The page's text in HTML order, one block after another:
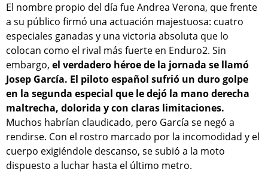
El nombre propio del día fue Andrea Verona, que frente
a su público firmó una actuación majestuosa: cuatro
especiales ganadas y una victoria absoluta que lo
colocan como el rival más fuerte en Enduro2. Sin
embargo, el verdadero héroe de la jornada se llamó
Josep García. El piloto español sufrió un duro golpe
en la segunda especial que le dejó la mano derecha
maltrecha, dolorida y con claras limitaciones.
Muchos habrían claudicado, pero García se negó a
rendirse. Con el rostro marcado por la incomodidad y el
cuerpo exigiéndole descanso, se subió a la moto
dispuesto a luchar hasta el último metro.